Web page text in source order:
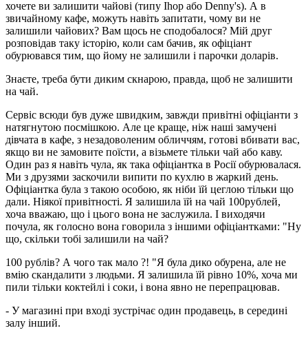
хочете ви залишити чайові (типу Ihop або Denny's). А в
звичайному кафе, можуть навіть запитати, чому ви не
залишили чайових? Вам щось не сподобалося? Мій друг
розповідав таку історію, коли сам бачив, як офіціант
обурювався тим, що йому не залишили і парочки доларів.
Знаєте, треба бути диким скнарою, правда, щоб не залишити
на чай.
Сервіс всюди був дуже швидким, завжди привітні офіціанти з
натягнутою посмішкою. Але це краще, ніж наші замучені
дівчата в кафе, з незадоволеним обличчям, готові вбивати вас,
якщо ви не замовите поїсти, а візьмете тільки чай або каву.
Один раз я навіть чула, як така офіціантка в Росії обурювалася.
Ми з друзями заскочили випити по кухлю в жаркий день.
Офіціантка була з такою особою, як ніби їй цеглою тільки що
дали. Ніякої привітності. Я залишила їй на чай 100рублей,
хоча вважаю, що і цього вона не заслужила. І виходячи
почула, як голосно вона говорила з іншими офіціантками: "Ну
що, скільки тобі залишили на чай?
100 рублів? А чого так мало ?! "Я була дико обурена, але не
вмію скандалити з людьми. Я залишила їй рівно 10%, хоча ми
пили тільки коктейлі і соки, і вона явно не перепрацював.
- У магазині при вході зустрічає один продавець, в середині
залу інший.